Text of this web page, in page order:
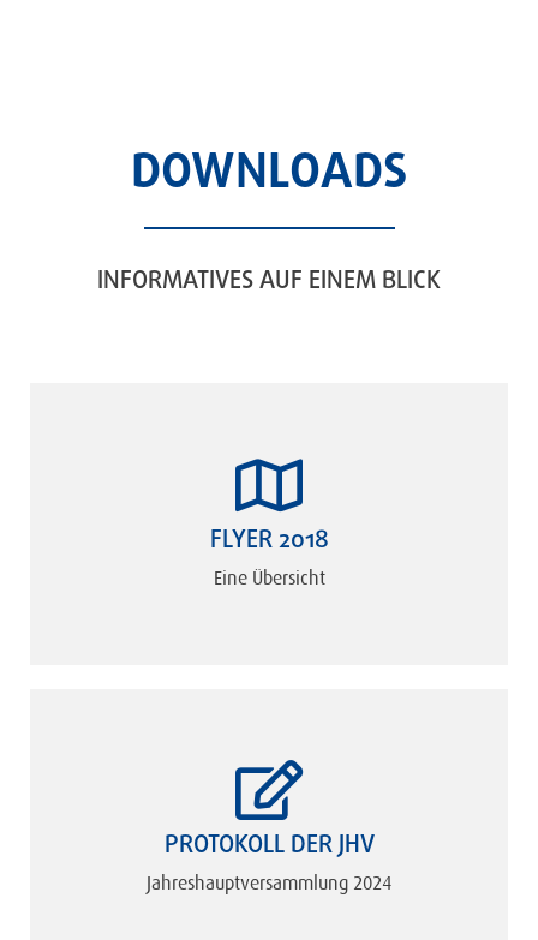
DOWNLOADS
INFORMATIVES AUF EINEM BLICK
FLYER 2018
Eine Übersicht
PROTOKOLL DER JHV
Jahreshauptversammlung 2024